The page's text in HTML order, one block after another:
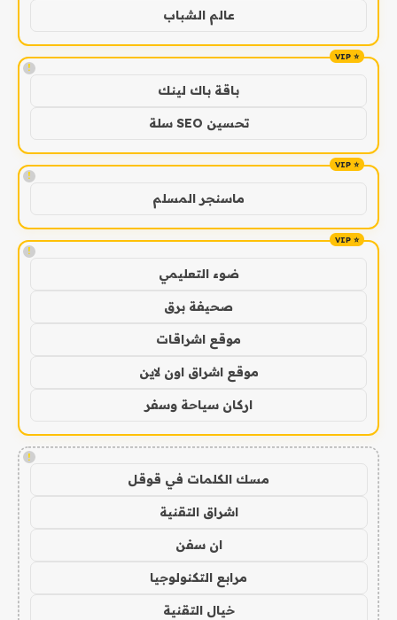
عالم الشباب
!
باقة باك لينك
تحسين SEO سلة
!
ماسنجر المسلم
!
ضوء التعليمي
صحيفة برق
موقع اشراقات
موقع اشراق اون لاين
اركان سياحة وسفر
!
مسك الكلمات في قوقل
اشراق التقنية
ان سفن
مرابع التكنولوجيا
خيال التقنية